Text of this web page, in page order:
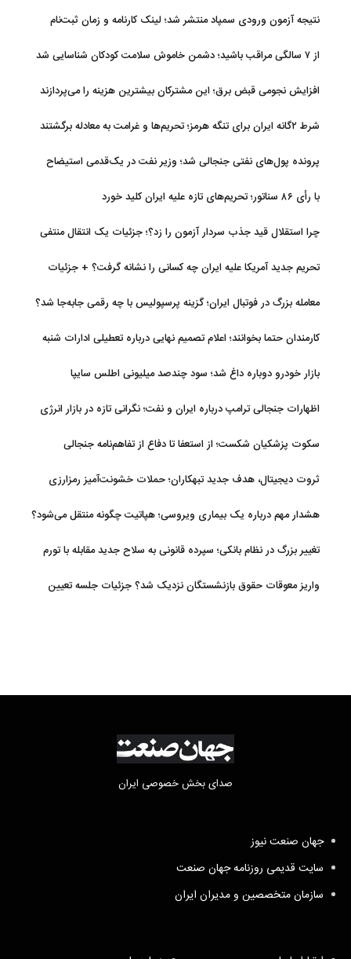
فالکون ۹
نتیجه آزمون ورودی سمپاد منتشر شد؛ لینک کارنامه و زمان ثبت‌نام
از ۷ سالگی مراقب باشید؛ دشمن خاموش سلامت کودکان شناسایی شد
افزایش نجومی قبض برق؛ این مشترکان بیشترین هزینه را می‌پردازند
شرط ۲گانه ایران برای تنگه هرمز؛ تحریم‌ها و غرامت به معادله برگشتند
پرونده پول‌های نفتی جنجالی شد؛ وزیر نفت در یک‌قدمی استیضاح
با رأی ۸۶ سناتور؛ تحریم‌های تازه علیه ایران کلید خورد
چرا استقلال قید جذب سردار آزمون را زد؟؛ جزئیات یک انتقال منتفی
تحریم جدید آمریکا علیه ایران چه کسانی را نشانه گرفت؟ + جزئیات
معامله بزرگ در فوتبال ایران؛ گزینه پرسپولیس با چه رقمی جابه‌جا شد؟
کارمندان حتما بخوانند؛ اعلام تصمیم نهایی درباره تعطیلی ادارات شنبه
بازار خودرو دوباره داغ شد؛ سود چندصد میلیونی اطلس سایپا
اظهارات جنجالی ترامپ درباره ایران و نفت؛ نگرانی تازه در بازار انرژی
سکوت پزشکیان شکست؛ از استعفا تا دفاع از تفاهم‌نامه جنجالی
ثروت دیجیتال، هدف جدید تبهکاران؛ حملات خشونت‌آمیز رمزارزی
هشدار مهم درباره یک بیماری ویروسی؛ هپاتیت چگونه منتقل می‌شود؟
تغییر بزرگ در نظام بانکی؛ سپرده قانونی به سلاح جدید مقابله با تورم
واریز معوقات حقوق بازنشستگان نزدیک شد؟ جزئیات جلسه تعیین
صدای بخش خصوصی ایران
جهان صنعت نیوز
سایت قدیمی روزنامه جهان صنعت
سازمان متخصصین و مدیران ایران